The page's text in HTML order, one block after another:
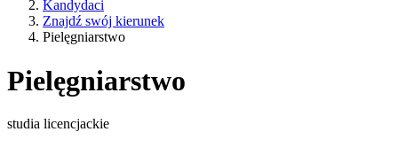
Kandydaci
Znajdź swój kierunek
Pielęgniarstwo
Pielęgniarstwo
studia licencjackie